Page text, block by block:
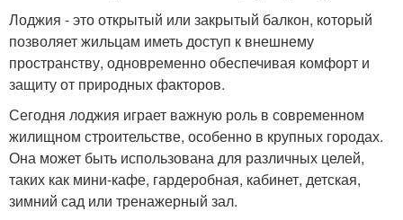
Лоджия - это открытый или закрытый балкон, который
позволяет жильцам иметь доступ к внешнему
пространству, одновременно обеспечивая комфорт и
защиту от природных факторов.
Сегодня лоджия играет важную роль в современном
жилищном строительстве, особенно в крупных городах.
Она может быть использована для различных целей,
таких как мини-кафе, гардеробная, кабинет, детская,
зимний сад или тренажерный зал.